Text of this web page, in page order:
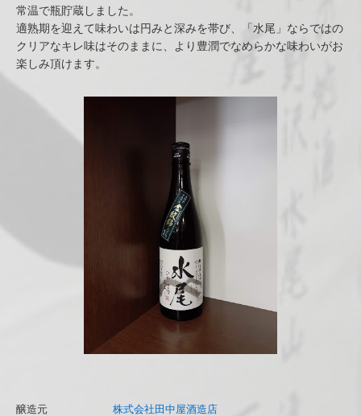
常温で瓶貯蔵しました。
適熟期を迎えて味わいは円みと深みを帯び、「水尾」ならではの
クリアなキレ味はそのままに、より豊潤でなめらかな味わいがお
楽しみ頂けます。
醸造元
株式会社田中屋酒造店